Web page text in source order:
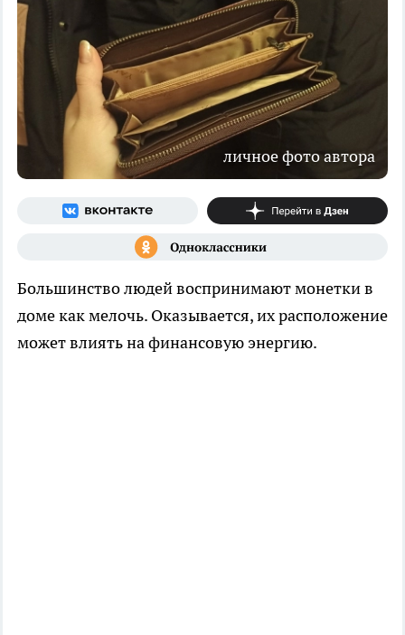
личное фото автора
Большинство людей воспринимают монетки в
доме как мелочь. Оказывается, их расположение
может влиять на финансовую энергию.